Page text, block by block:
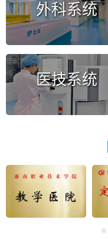
外科系统
医技系统